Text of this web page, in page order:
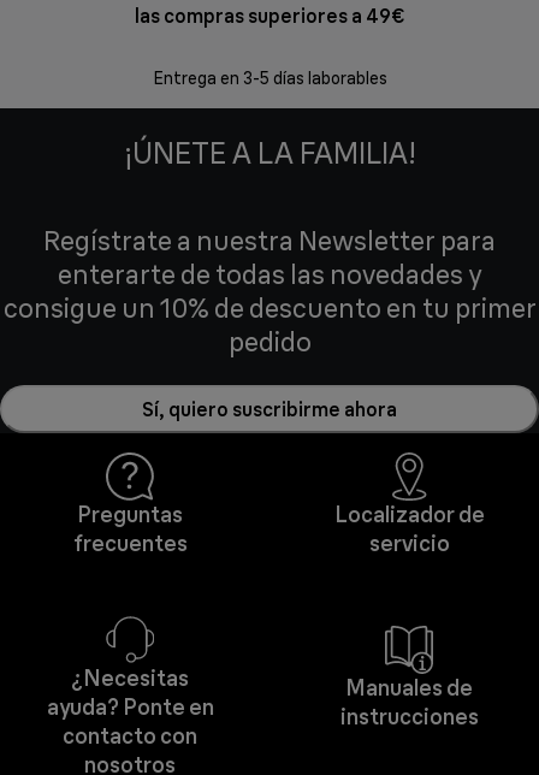
las compras superiores a 49€
Entrega en 3-5 días laborables
¡ÚNETE A LA FAMILIA!
Regístrate a nuestra Newsletter para
enterarte de todas las novedades y
consigue un 10% de descuento en tu primer
pedido
Sí, quiero suscribirme ahora
Preguntas
frecuentes
Localizador de
servicio
¿Necesitas
ayuda? Ponte en
contacto con
nosotros
Manuales de
instrucciones